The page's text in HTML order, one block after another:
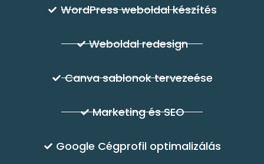
WordPress weboldal készítés
Weboldal redesign
Canva sablonok tervezeése
Marketing és SEO
Google Cégprofil optimalizálás